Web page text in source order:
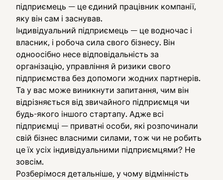
підприємець — це єдиний працівник компанії,
яку він сам і заснував.
Індивідуальний підприємець — це водночас і
власник, і робоча сила свого бізнесу. Він
одноосібно несе відповідальність за
організацію, управління й ризики свого
підприємства без допомоги жодних партнерів.
Та у вас може виникнути запитання, чим він
відрізняється від звичайного підприємця чи
будь-якого іншого стартапу. Адже всі
підприємці — приватні особи, які розпочинали
свій бізнес власними силами, тож чи не робить
це їх усіх індивідуальними підприємцями? Не
зовсім.
Розберімося детальніше, у чому відмінність